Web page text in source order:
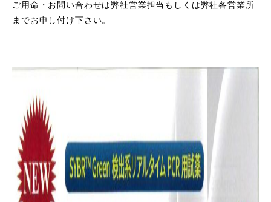
ご用命・お問い合わせは弊社営業担当もしくは弊社各営業所
までお申し付け下さい。